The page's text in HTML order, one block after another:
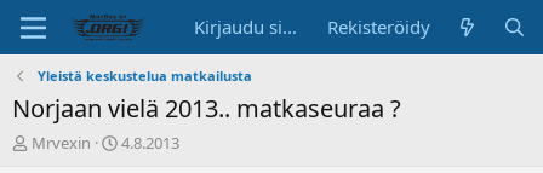
Kirjaudu sisään Rekisteröidy
Yleistä keskustelua matkailusta
Norjaan vielä 2013.. matkaseuraa ?
K
Mrvexin
A
4.8.2013